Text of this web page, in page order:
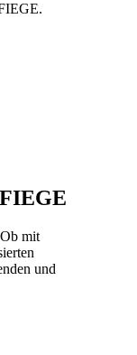
mit
und